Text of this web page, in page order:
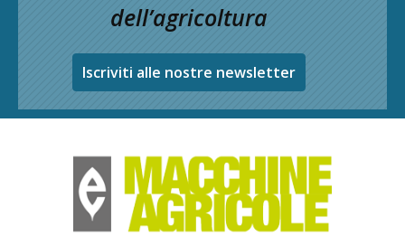
dell’agricoltura
Iscriviti alle nostre newsletter